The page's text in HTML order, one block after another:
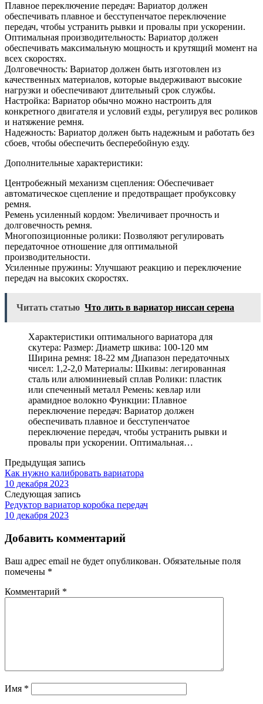
Плавное переключение передач: Вариатор должен
обеспечивать плавное и бесступенчатое переключение
передач, чтобы устранить рывки и провалы при ускорении.
Оптимальная производительность: Вариатор должен
обеспечивать максимальную мощность и крутящий момент на
всех скоростях.
Долговечность: Вариатор должен быть изготовлен из
качественных материалов, которые выдерживают высокие
нагрузки и обеспечивают длительный срок службы.
Настройка: Вариатор обычно можно настроить для
конкретного двигателя и условий езды, регулируя вес роликов
и натяжение ремня.
Надежность: Вариатор должен быть надежным и работать без
сбоев, чтобы обеспечить бесперебойную езду.
Дополнительные характеристики:
Центробежный механизм сцепления: Обеспечивает
автоматическое сцепление и предотвращает пробуксовку
ремня.
Ремень усиленный кордом: Увеличивает прочность и
долговечность ремня.
Многопозиционные ролики: Позволяют регулировать
передаточное отношение для оптимальной
производительности.
Усиленные пружины: Улучшают реакцию и переключение
передач на высоких скоростях.
Читать статью Что лить в вариатор ниссан серена
Характеристики оптимального вариатора для
скутера: Размер: Диаметр шкива: 100-120 мм
Ширина ремня: 18-22 мм Диапазон передаточных
чисел: 1,2-2,0 Материалы: Шкивы: легированная
сталь или алюминиевый сплав Ролики: пластик
или спеченный металл Ремень: кевлар или
арамидное волокно Функции: Плавное
переключение передач: Вариатор должен
обеспечивать плавное и бесступенчатое
переключение передач, чтобы устранить рывки и
провалы при ускорении. Оптимальная…
Предыдущая запись
Как нужно калибровать вариатора
10 декабря 2023
Следующая запись
Редуктор вариатор коробка передач
10 декабря 2023
Добавить комментарий
Ваш адрес email не будет опубликован. Обязательные поля
помечены *
Комментарий *
Имя *